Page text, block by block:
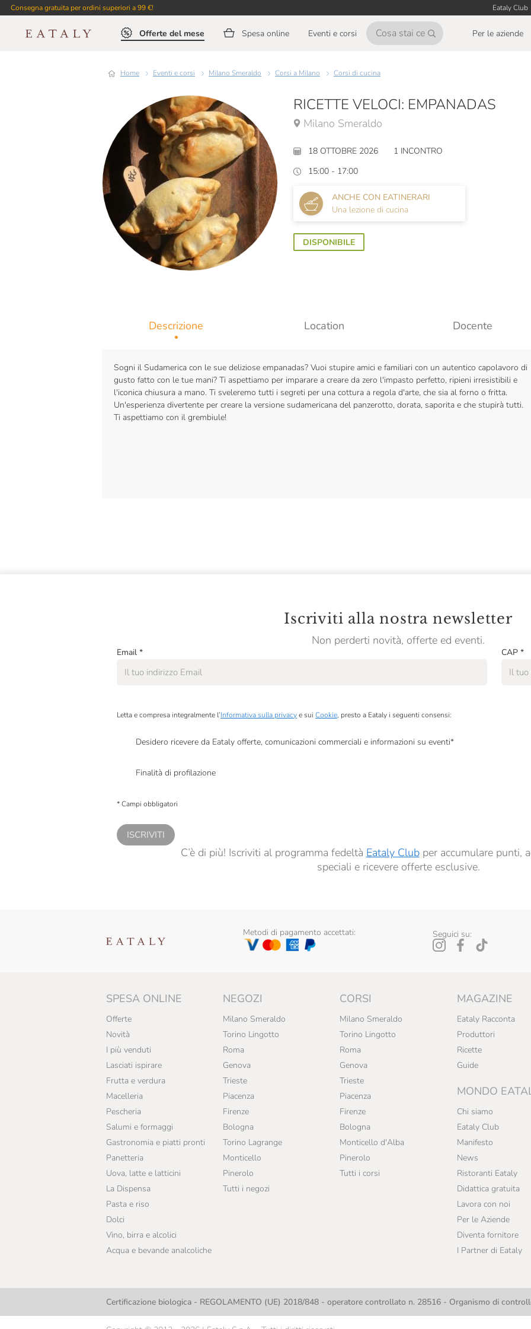
Consegna gratuita per ordini superiori a 99 €! Eataly Club
Offerte del mese Spesa online Eventi e corsi Per le aziende
Home Eventi e corsi Milano Smeraldo Corsi a Milano Corsi di cucina
RICETTE VELOCI: EMPANADAS
Milano Smeraldo
18 OTTOBRE 2026
1 INCONTRO
15:00 - 17:00
ANCHE CON EATINERARI
Una lezione di cucina
DISPONIBILE
Descrizione Location Docente
Sogni il Sudamerica con le sue deliziose empanadas? Vuoi stupire amici e familiari con un autentico capolavoro di
gusto fatto con le tue mani? Ti aspettiamo per imparare a creare da zero l'impasto perfetto, ripieni irresistibili e
l'iconica chiusura a mano. Ti sveleremo tutti i segreti per una cottura a regola d'arte, che sia al forno o fritta.
Un'esperienza divertente per creare la versione sudamericana del panzerotto, dorata, saporita e che stupirà tutti.
Ti aspettiamo con il grembiule!
Iscriviti alla nostra newsletter
Non perderti novità, offerte ed eventi.
Email * CAP *
Letta e compresa integralmente l’Informativa sulla privacye sui Cookie, presto a Eataly i seguenti consensi:
Desidero ricevere da Eataly offerte, comunicazioni commerciali e informazioni su eventi*
Finalità di profilazione
* Campi obbligatori
ISCRIVITI
C’è di più! Iscriviti al programma fedeltà Eataly Clubper accumulare punti,
speciali e ricevere offerte esclusive.
Metodi di pagamento accettati: Seguici su:
SPESA ONLINE
Offerte
Novità
I più venduti
Lasciati ispirare
Frutta e verdura
Macelleria
Pescheria
Salumi e formaggi
Gastronomia e piatti pronti
Panetteria
Uova, latte e latticini
La Dispensa
Pasta e riso
Dolci
Vino, birra e alcolici
Acqua e bevande analcoliche
NEGOZI
Milano Smeraldo
Torino Lingotto
Roma
Genova
Trieste
Piacenza
Firenze
Bologna
Torino Lagrange
Monticello
Pinerolo
Tutti i negozi
CORSI
Milano Smeraldo
Torino Lingotto
Roma
Genova
Trieste
Piacenza
Firenze
Bologna
Monticello d'Alba
Pinerolo
Tutti i corsi
MAGAZINE
Eataly Racconta
Produttori
Ricette
Guide
MONDO
Chi siamo
Eataly Club
Manifesto
News
Ristoranti Eataly
Didattica gratuita
Lavora con noi
Per le Aziende
Diventa fornitore
I Partner di Eataly
Certificazione biologica - REGOLAMENTO (UE) 2018/848 - operatore controllato n. 28516 - Organismo di